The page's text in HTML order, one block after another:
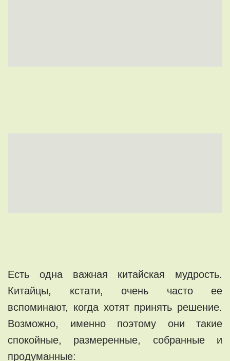
Есть одна важная китайская мудрость.
Китайцы, кстати, очень часто ее
вспоминают, когда хотят принять решение.
Возможно, именно поэтому они такие
спокойные, размеренные, собранные и
продуманные: